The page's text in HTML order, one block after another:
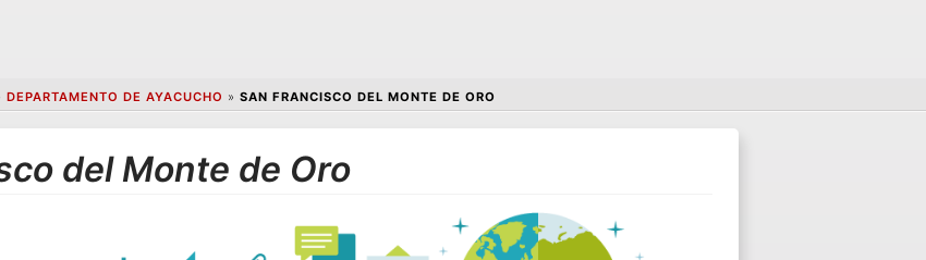
DEPARTAMENTO DE AYACUCHO » SAN FRANCISCO DEL MONTE DE ORO
del Monte de Oro